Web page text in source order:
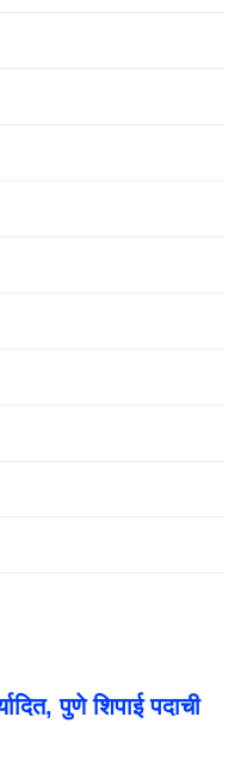
पुणे शिपाई पदाची